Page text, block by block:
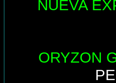
NUEVA
ORYZON